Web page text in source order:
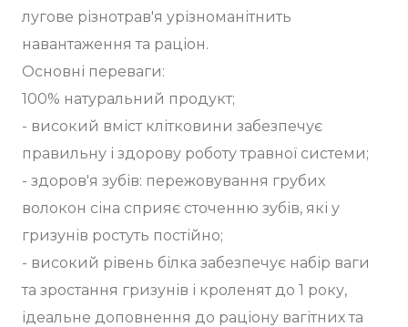
лугове різнотрав'я урізноманітнить
навантаження та раціон.
Основні переваги:
100% натуральний продукт;
- високий вміст клітковини забезпечує
правильну і здорову роботу травної системи;
- здоров'я зубів: пережовування грубих
волокон сіна сприяє сточенню зубів, які у
гризунів ростуть постійно;
- високий рівень білка забезпечує набір ваги
та зростання гризунів і кроленят до 1 року,
ідеальне доповнення до раціону вагітних та